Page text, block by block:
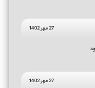
27 مهر 1402
27 مهر 1402